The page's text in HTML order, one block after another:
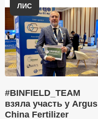
ЛИС
#BINFIELD_TEAM
взяла участь у Argus
China Fertilizer